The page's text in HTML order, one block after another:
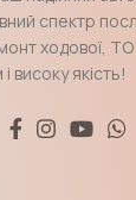
спектр
ходової,
високу якість!